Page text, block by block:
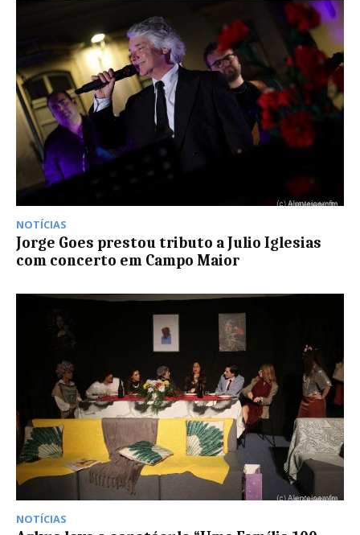
NOTÍCIAS
Jorge Goes prestou tributo a Julio Iglesias
com concerto em Campo Maior
NOTÍCIAS